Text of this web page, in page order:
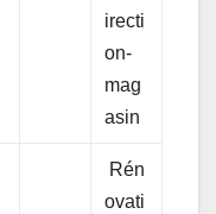
irecti
on-
mag
asin
Rén
ovati